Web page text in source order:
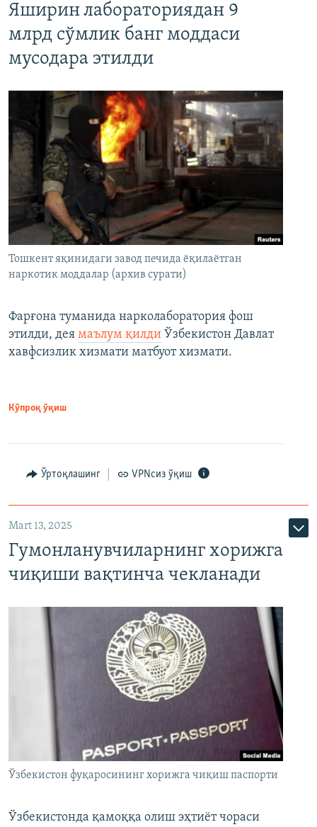
Яширин лабораториядан 9
млрд сўмлик банг моддаси
мусодара этилди
Тошкент яқинидаги завод печида ёқилаётган
наркотик моддалар (архив сурати)
Фарғона туманида нарколаборатория фош
этилди, дея маълум қилди Ўзбекистон Давлат
хавфсизлик хизмати матбуот хизмати.
Кўпроқ ўқиш
Ўртоқлашинг VPNсиз ўқиш
Mart 13, 2025
Гумонланувчиларнинг хорижга
чиқиши вақтинча чекланади
Ўзбекистон фуқаросининг хорижга чиқиш паспорти
Ўзбекистонда қамоққа олиш эҳтиёт чораси